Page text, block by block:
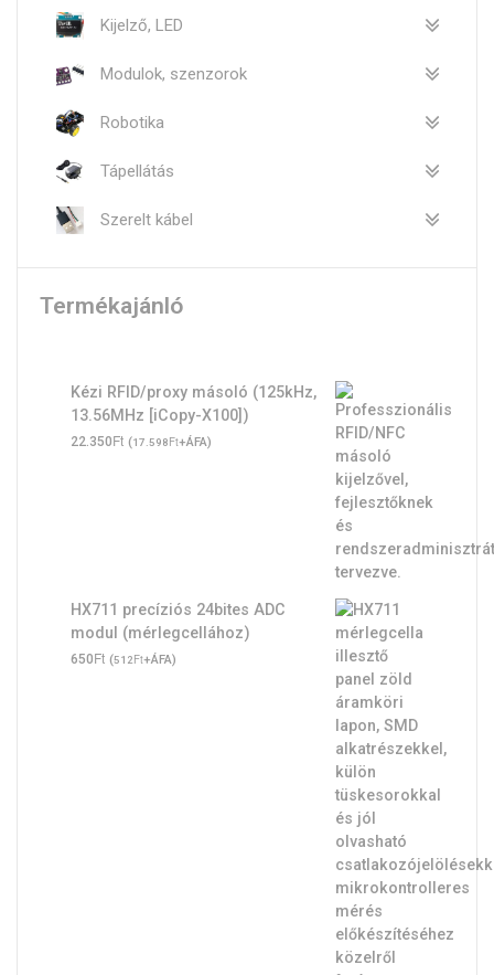
Kijelző, LED
Modulok, szenzorok
Robotika
Tápellátás
Szerelt kábel
Termékajánló
Kézi RFID/proxy másoló (125kHz,
13.56MHz [iCopy-X100])
22.350Ft (17.598Ft+ÁFA)
HX711 precíziós 24bites ADC
modul (mérlegcellához)
650Ft (512Ft+ÁFA)